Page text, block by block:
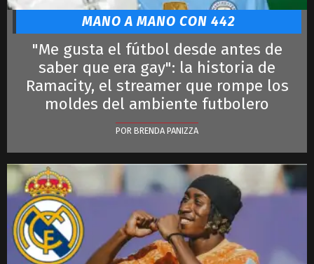
MANO A MANO CON 442
"Me gusta el fútbol desde antes de
saber que era gay": la historia de
Ramacity, el streamer que rompe los
moldes del ambiente futbolero
POR BRENDA PANIZZA